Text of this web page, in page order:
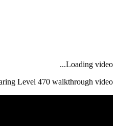
Loading video...
Level 470 walkthrough video